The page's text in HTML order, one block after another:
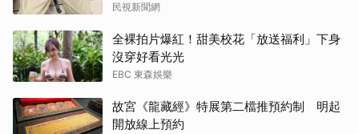
民視新聞網
全裸拍片爆紅！甜美校花「放送福利」下身
沒穿好看光光
EBC 東森娛樂
故宮《龍藏經》特展第二檔推預約制 明起
開放線上預約
取消